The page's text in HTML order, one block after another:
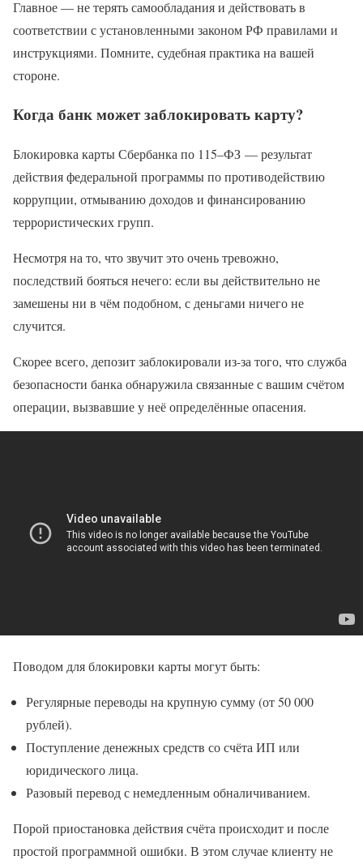
Главное — не терять самообладания и действовать в
соответствии с установленными законом РФ правилами и
инструкциями. Помните, судебная практика на вашей
стороне.
Когда банк может заблокировать карту?
Блокировка карты Сбербанка по 115–ФЗ — результат
действия федеральной программы по противодействию
коррупции, отмыванию доходов и финансированию
террористических групп.
Несмотря на то, что звучит это очень тревожно,
последствий бояться нечего: если вы действительно не
замешены ни в чём подобном, с деньгами ничего не
случится.
Скорее всего, депозит заблокировали из-за того, что служба
безопасности банка обнаружила связанные с вашим счётом
операции, вызвавшие у неё определённые опасения.
Поводом для блокировки карты могут быть:
Регулярные переводы на крупную сумму (от 50 000
рублей).
Поступление денежных средств со счёта ИП или
юридического лица.
Разовый перевод с немедленным обналичиванием.
Порой приостановка действия счёта происходит и после
простой программной ошибки. В этом случае клиенту не